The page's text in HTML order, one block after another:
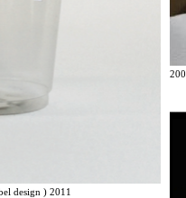
design ) 2011